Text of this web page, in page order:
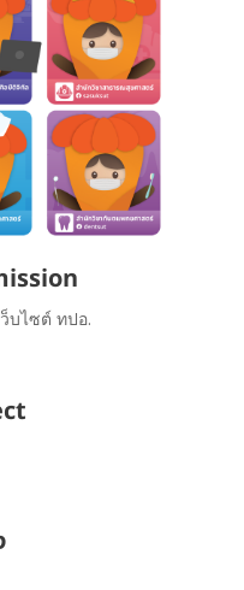
บไซต์ ทปอ.